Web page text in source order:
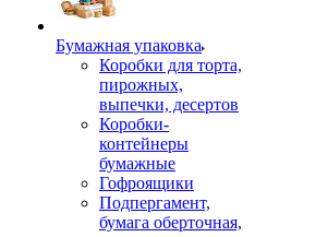
Бумажная упаковка
Коробки для торта,
пирожных,
выпечки, десертов
Коробки-
контейнеры
бумажные
Гофроящики
Подпергамент,
бумага оберточная,